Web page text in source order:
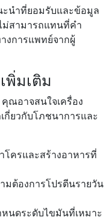
นำที่ยอมรับและข้อมูล
ม่สามารถแทนที่คำ
งการแพทย์จากผู้
พิ่มเติม
ณอาจสนใจเครื่อง
กี่ยวกับโภชนาการและ
โครและสร้างอาหารที่
มต้องการโปรตีนรายวัน
หนดระดับไขมันที่เหมาะ